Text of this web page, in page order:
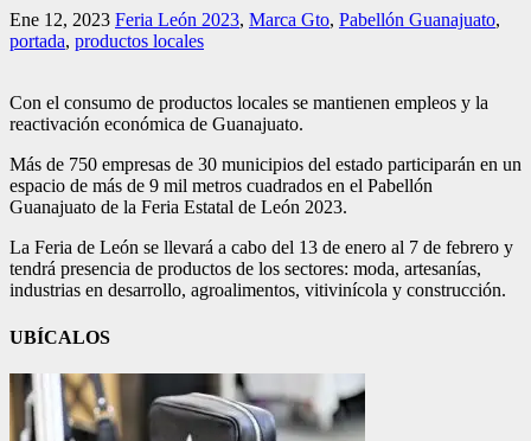
Ene 12, 2023 Feria León 2023, Marca Gto, Pabellón Guanajuato,
portada, productos locales
Con el consumo de productos locales se mantienen empleos y la
reactivación económica de Guanajuato.
Más de 750 empresas de 30 municipios del estado participarán en un
espacio de más de 9 mil metros cuadrados en el Pabellón
Guanajuato de la Feria Estatal de León 2023.
La Feria de León se llevará a cabo del 13 de enero al 7 de febrero y
tendrá presencia de productos de los sectores: moda, artesanías,
industrias en desarrollo, agroalimentos, vitivinícola y construcción.
UBÍCALOS